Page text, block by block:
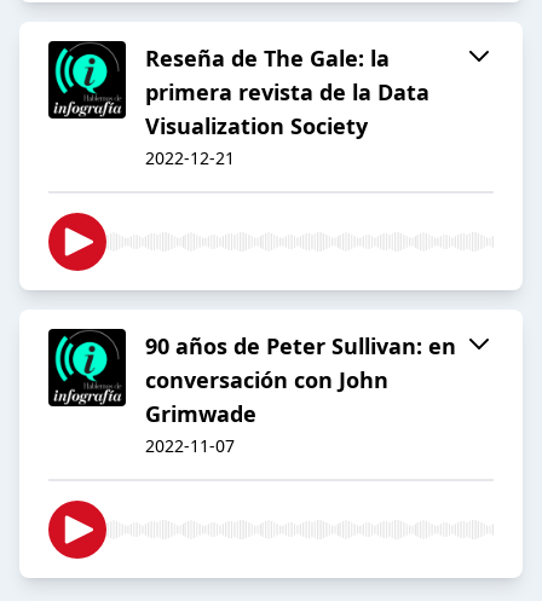
Reseña de The Gale: la
primera revista de la Data
Visualization Society
2022-12-21
90 años de Peter Sullivan: en
conversación con John
Grimwade
2022-11-07